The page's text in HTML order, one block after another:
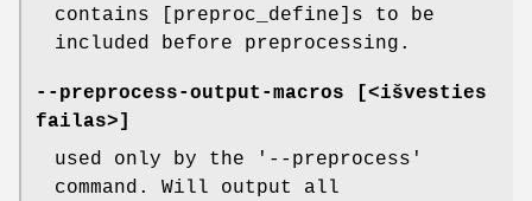
contains [preproc_define]s to be
included before preprocessing.
--preprocess-output-macros [<išvesties
failas>]
used only by the '--preprocess'
command. Will output all